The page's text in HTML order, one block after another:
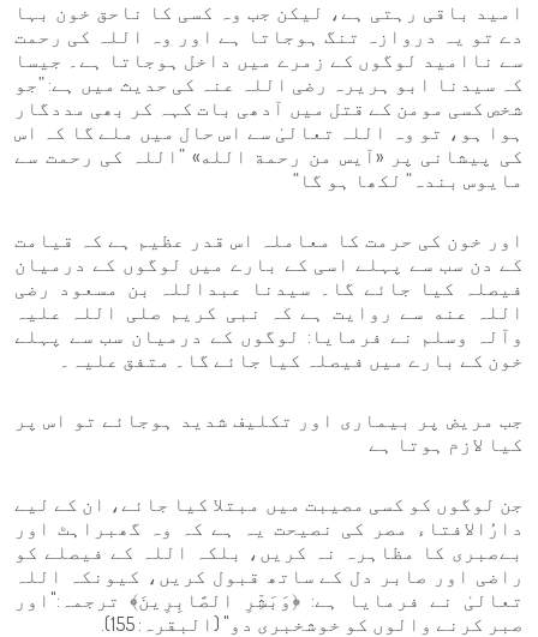
امید باقی رہتی ہے، لیکن جب وہ کسی کا ناحق خون بہا
دے تو یہ دروازہ تنگ ہوجاتا ہے اور وہ اللہ کی رحمت
سے ناامید لوگوں کے زمرے میں داخل ہوجاتا ہے۔ جیسا
کہ سیدنا ابو ہریرہ رضی اللہ عنہ کی حدیث میں ہے: ”جو
شخص کسی مومن کے قتل میں آدھی بات کہہ کر بھی مددگار
ہوا ہو، تو وہ اللہ تعالیٰ سے اس حال میں ملے گا کہ اس
کی پیشانی پر «آيس من رحمة الله» ”اللہ کی رحمت سے
مایوس بندہ“ لکھا ہو گا“
اور خون کی حرمت کا معاملہ اس قدر عظیم ہے کہ قیامت
کے دن سب سے پہلے اسی کے بارے میں لوگوں کے درمیان
فیصلہ کیا جائے گا۔ سیدنا عبداللہ بن مسعود رضی
اللہ عنه سے روایت ہے کہ نبی کریم صلی اللہ علیہ
وآلہ وسلم نے فرمایا: لوگوں کے درمیان سب سے پہلے
خون کے بارے میں فیصلہ کیا جائے گا۔ متفق علیہ۔
جب مریض پر بیماری اور تکلیف شدید ہوجائے تو اس پر
کیا لازم ہوتا ہے
جن لوگوں کو کسی مصیبت میں مبتلا کیا جائے، ان کے لیے
دارُالافتاء مصر کی نصیحت یہ ہے کہ وہ گھبراہٹ اور
بےصبری کا مظاہرہ نہ کریں، بلکہ اللہ کے فیصلے کو
راضی اور صابر دل کے ساتھ قبول کریں، کیونکہ اللہ
تعالیٰ نے فرمایا ہے: ﴿وَبَشِّرِ الصَّابِرِينَ﴾ ترجمہ:"اور
صبر کرنے والوں کو خوشخبری دو" (البقرہ: 155).